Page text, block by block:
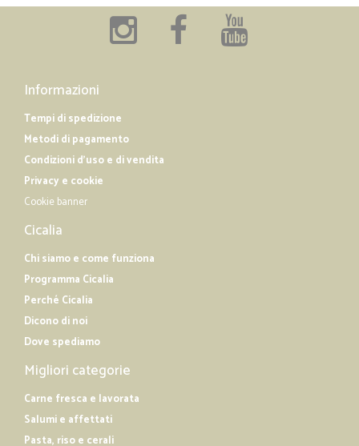
Informazioni
Tempi di spedizione
Metodi di pagamento
Condizioni d'uso e di vendita
Privacy e cookie
Cookie banner
Cicalia
Chi siamo e come funziona
Programma Cicalia
Perché Cicalia
Dicono di noi
Dove spediamo
Migliori categorie
Carne fresca e lavorata
Salumi e affettati
Pasta, riso e cerali